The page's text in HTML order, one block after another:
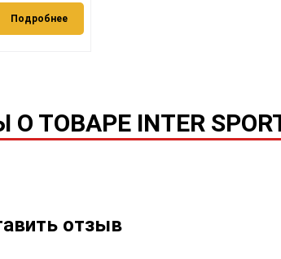
Подробнее
INTER SPORT
отзыв